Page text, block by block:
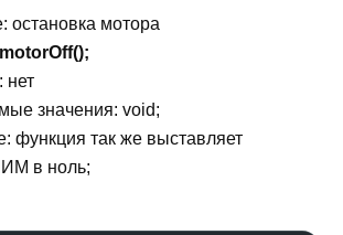
остановка мотора
motorOff();
нет
значения: void;
функция так же выставляет
в ноль;